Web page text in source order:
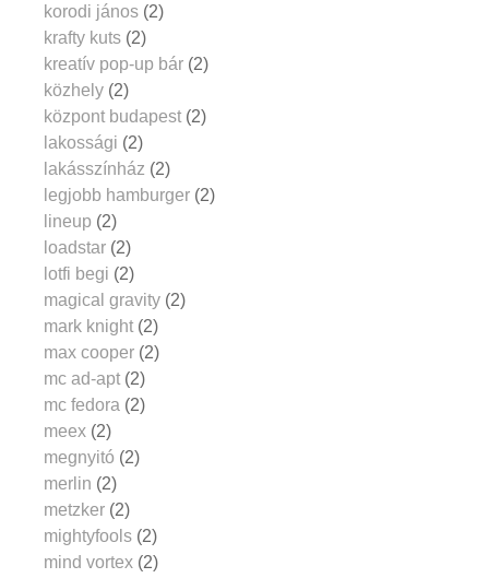
korodi jános (2)
krafty kuts (2)
kreatív pop-up bár (2)
közhely (2)
központ budapest (2)
lakossági (2)
lakásszínház (2)
legjobb hamburger (2)
lineup (2)
loadstar (2)
lotfi begi (2)
magical gravity (2)
mark knight (2)
max cooper (2)
mc ad-apt (2)
mc fedora (2)
meex (2)
megnyitó (2)
merlin (2)
metzker (2)
mightyfools (2)
mind vortex (2)